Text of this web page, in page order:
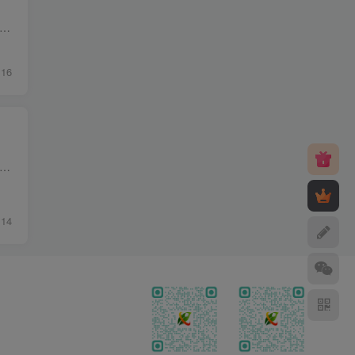
与其不断换源，不如把多个源自动聚合成一个稳定地址。 这篇直接上手——教你从零部署一套自己的 TVBox 源聚合服务。全程免费，不需要自己买服务器。 部署完成后，你会得到： 一个专属地址（比如...
16
本站花了点时间收集了一下2026年5月份目前最新可用的tvbox接口，需要的自取。下面接口全部是经过测试可正常使用的接口，由于接口太多，只列举以下部份接口，需要的可自行下载所有接口，不要用于...
14